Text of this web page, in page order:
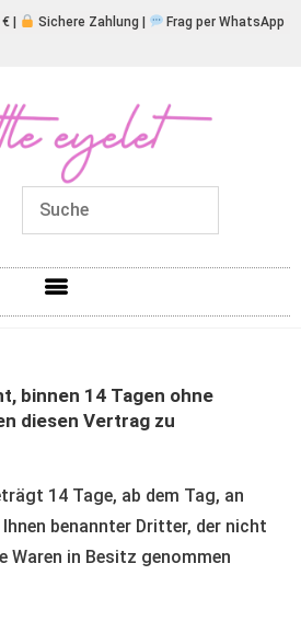
| Sichere Zahlung | Frag per WhatsApp
binnen 14 Tagen ohne
diesen Vertrag zu
14 Tage, ab dem Tag, an
benannter Dritter, der nicht
Waren in Besitz genommen